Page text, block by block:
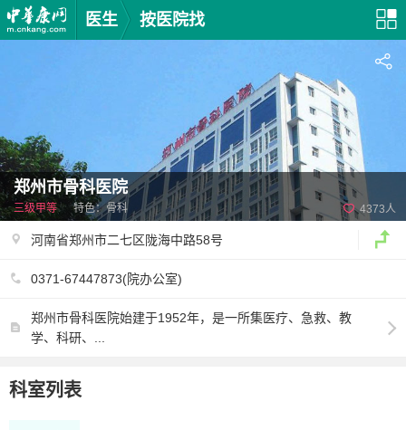
医生 按医院找
4373人
郑州市骨科医院
三级甲等特色：骨科
河南省郑州市二七区陇海中路58号
0371-67447873(院办公室)
郑州市骨科医院始建于1952年，是一所集医疗、急救、教
学、科研、...
科室列表